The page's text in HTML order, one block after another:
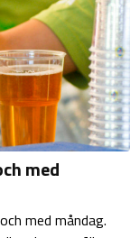
med
med måndag.